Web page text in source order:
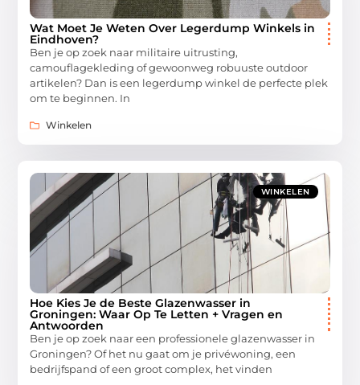
Wat Moet Je Weten Over Legerdump Winkels in
Eindhoven?
Ben je op zoek naar militaire uitrusting,
camouflagekleding of gewoonweg robuuste outdoor
artikelen? Dan is een legerdump winkel de perfecte plek
om te beginnen. In
Winkelen
WINKELEN
Hoe Kies Je de Beste Glazenwasser in
Groningen: Waar Op Te Letten + Vragen en
Antwoorden
Ben je op zoek naar een professionele glazenwasser in
Groningen? Of het nu gaat om je privéwoning, een
bedrijfspand of een groot complex, het vinden